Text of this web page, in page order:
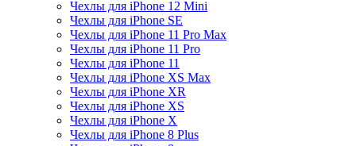
Чехлы для iPhone 12 Mini
Чехлы для iPhone SE
Чехлы для iPhone 11 Pro Max
Чехлы для iPhone 11 Pro
Чехлы для iPhone 11
Чехлы для iPhone XS Max
Чехлы для iPhone XR
Чехлы для iPhone XS
Чехлы для iPhone X
Чехлы для iPhone 8 Plus